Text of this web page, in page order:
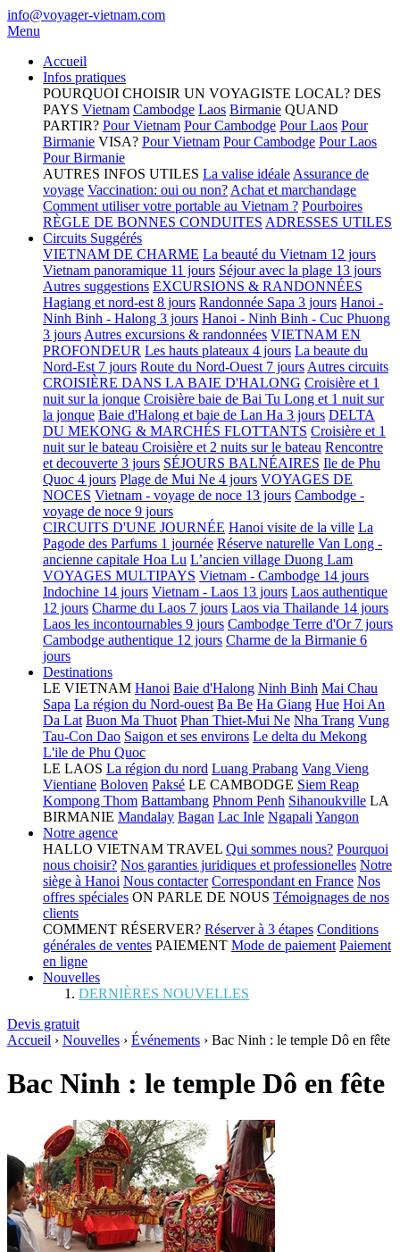
info@voyager-vietnam.com
Menu
Accueil
Infos pratiques
POURQUOI CHOISIR UN VOYAGISTE LOCAL? DES
PAYS Vietnam Cambodge Laos Birmanie QUAND
PARTIR? Pour Vietnam Pour Cambodge Pour Laos Pour
Birmanie VISA? Pour Vietnam Pour Cambodge Pour Laos
Pour Birmanie
AUTRES INFOS UTILES La valise idéale Assurance de
voyage Vaccination: oui ou non? Achat et marchandage
Comment utiliser votre portable au Vietnam ? Pourboires
RÈGLE DE BONNES CONDUITES ADRESSES UTILES
Circuits Suggérés
VIETNAM DE CHARME La beauté du Vietnam 12 jours
Vietnam panoramique 11 jours Séjour avec la plage 13 jours
Autres suggestions EXCURSIONS & RANDONNÉES
Hagiang et nord-est 8 jours Randonnée Sapa 3 jours Hanoi -
Ninh Binh - Halong 3 jours Hanoi - Ninh Binh - Cuc Phuong
3 jours Autres excursions & randonnées VIETNAM EN
PROFONDEUR Les hauts plateaux 4 jours La beaute du
Nord-Est 7 jours Route du Nord-Ouest 7 jours Autres circuits
CROISIÈRE DANS LA BAIE D'HALONG Croisière et 1
nuit sur la jonque Croisière baie de Bai Tu Long et 1 nuit sur
la jonque Baie d'Halong et baie de Lan Ha 3 jours DELTA
DU MEKONG & MARCHÉS FLOTTANTS Croisière et 1
nuit sur le bateau Croisière et 2 nuits sur le bateau Rencontre
et decouverte 3 jours SÉJOURS BALNÉAIRES Ile de Phu
Quoc 4 jours Plage de Mui Ne 4 jours VOYAGES DE
NOCES Vietnam - voyage de noce 13 jours Cambodge -
voyage de noce 9 jours
CIRCUITS D'UNE JOURNÉE Hanoi visite de la ville La
Pagode des Parfums 1 journée Réserve naturelle Van Long -
ancienne capitale Hoa Lu L’ancien village Duong Lam
VOYAGES MULTIPAYS Vietnam - Cambodge 14 jours
Indochine 14 jours Vietnam - Laos 13 jours Laos authentique
12 jours Charme du Laos 7 jours Laos via Thailande 14 jours
Laos les incontournables 9 jours Cambodge Terre d'Or 7 jours
Cambodge authentique 12 jours Charme de la Birmanie 6
jours
Destinations
LE VIETNAM Hanoi Baie d'Halong Ninh Binh Mai Chau
Sapa La région du Nord-ouest Ba Be Ha Giang Hue Hoi An
Da Lat Buon Ma Thuot Phan Thiet-Mui Ne Nha Trang Vung
Tau-Con Dao Saigon et ses environs Le delta du Mekong
L'ile de Phu Quoc
LE LAOS La région du nord Luang Prabang Vang Vieng
Vientiane Boloven Paksé LE CAMBODGE Siem Reap
Kompong Thom Battambang Phnom Penh Sihanoukville LA
BIRMANIE Mandalay Bagan Lac Inle Ngapali Yangon
Notre agence
HALLO VIETNAM TRAVEL Qui sommes nous? Pourquoi
nous choisir? Nos garanties juridiques et professionelles Notre
siège à Hanoi Nous contacter Correspondant en France Nos
offres spéciales ON PARLE DE NOUS Témoignages de nos
clients
COMMENT RÉSERVER? Réserver à 3 étapes Conditions
générales de ventes PAIEMENT Mode de paiement Paiement
en ligne
Nouvelles
DERNIÈRES NOUVELLES
Devis gratuit
Accueil › Nouvelles › Événements › Bac Ninh : le temple Dô en fête
Bac Ninh : le temple Dô en fête